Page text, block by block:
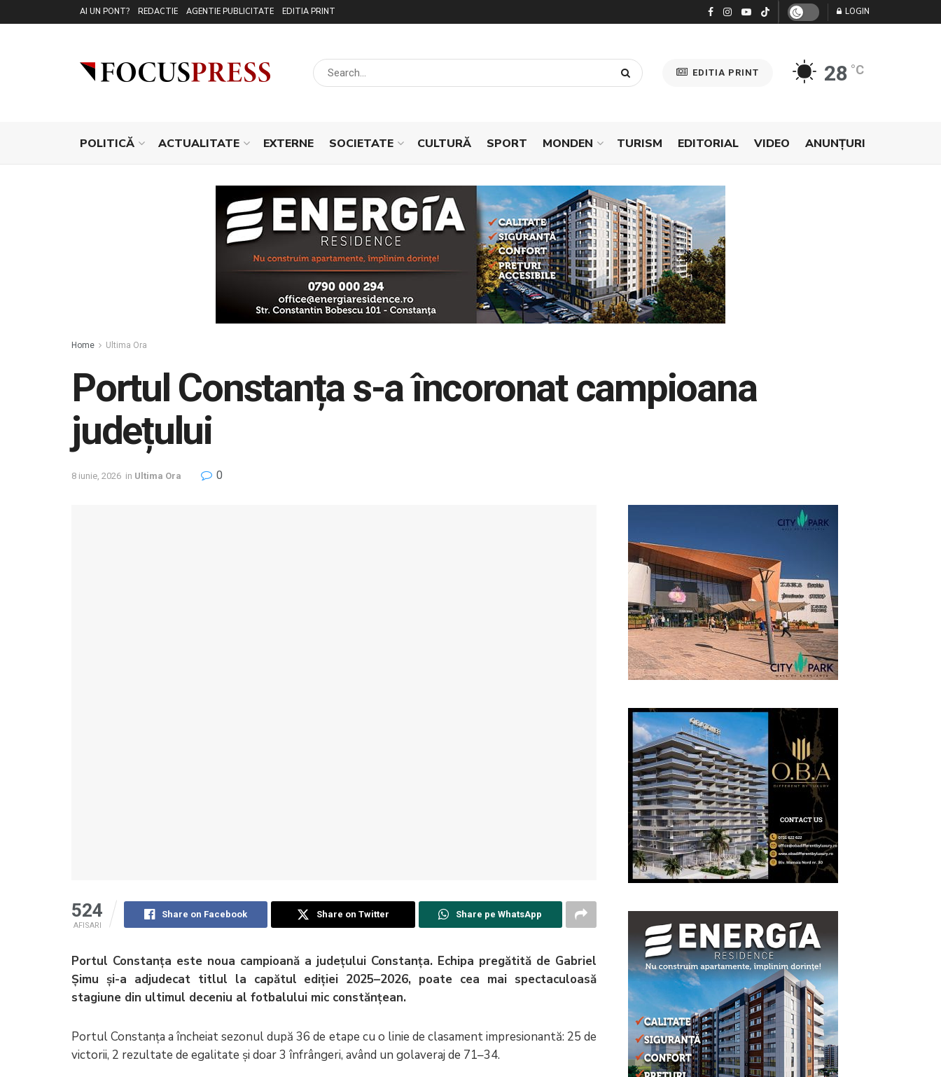
AI UN PONT? REDACTIE AGENTIE PUBLICITATE EDITIA PRINT LOGIN
EDITIA PRINT 28 °C
POLITICĂ ACTUALITATE EXTERNE SOCIETATE CULTURĂ SPORT MONDEN TURISM EDITORIAL VIDEO ANUNŢURI
Home Ultima Ora
Portul Constanța s-a încoronat campioana
județului
8 iunie, 2026 in Ultima Ora 0
524
AFISARI
Share on Facebook Share on Twitter Share pe WhatsApp
Portul Constanța este noua campioană a județului Constanța. Echipa pregătită de Gabriel
Șimu și-a adjudecat titlul la capătul ediției 2025–2026, poate cea mai spectaculoasă
stagiune din ultimul deceniu al fotbalului mic constănțean.
Portul Constanța a încheiat sezonul după 36 de etape cu o linie de clasament impresionantă: 25 de
victorii, 2 rezultate de egalitate și doar 3 înfrângeri, având un golaveraj de 71–34.